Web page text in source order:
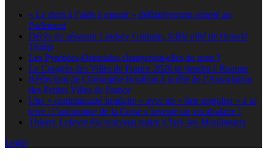
« Le droit à l’aide à mourir » définitivement adopté au
Parlement
Décès du sénateur Lindsey Graham, fidèle allié de Donald
Trump
Les Pyrénées-Orientales changeront-elles de nom ?
Le Congrès des Villes de France 2026 se tiendra à Roanne
Réélection de Christophe Bouillon à la tête de l’Association
des Petites Villes de France
Une « communauté insulaire » avec un « lien singulier » à sa
terre : l’autonomie de la Corse s’invente un vocabulaire !
Thierry Lefevre élu nouveau maire d’Issy-les-Moulineaux
Login